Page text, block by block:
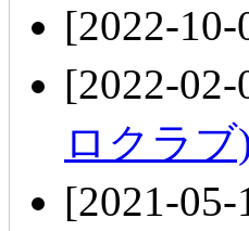
[2022-
[2022-
ロクラ
[2021-